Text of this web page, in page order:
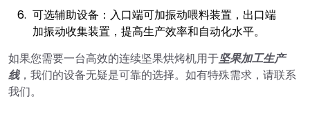
可选辅助设备：入口端可加振动喂料装置，出口端
加振动收集装置，提高生产效率和自动化水平。
如果您需要一台高效的连续坚果烘烤机用于坚果加工生产
线，我们的设备无疑是可靠的选择。如有特殊需求，请联系
我们。